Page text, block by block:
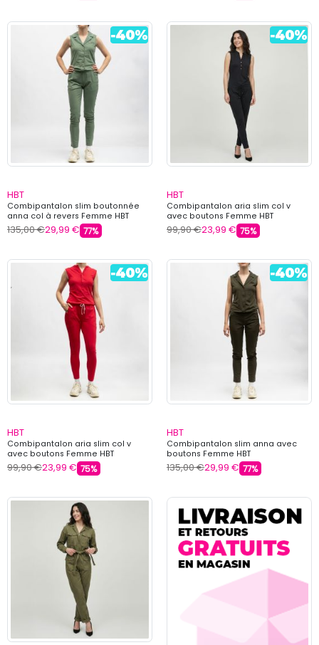
HBT
Combipantalon slim boutonnée
anna col à revers Femme HBT
135,00 €29,99 € 77%
HBT
Combipantalon aria slim col v
avec boutons Femme HBT
99,90 €23,99 € 75%
HBT
Combipantalon aria slim col v
avec boutons Femme HBT
99,90 €23,99 € 75%
HBT
Combipantalon slim anna avec
boutons Femme HBT
135,00 €29,99 € 77%